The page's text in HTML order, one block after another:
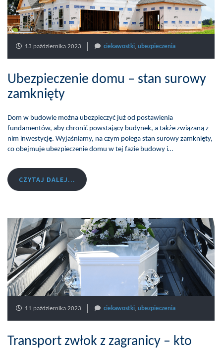
13 października 2023 ciekawostki, ubezpieczenia
Ubezpieczenie domu – stan surowy
zamknięty
Dom w budowie można ubezpieczyć już od postawienia
fundamentów, aby chronić powstający budynek, a także związaną z
nim inwestycję. Wyjaśniamy, na czym polega stan surowy zamknięty,
co obejmuje ubezpieczenie domu w tej fazie budowy i…
CZYTAJ DALEJ...
11 października 2023 ciekawostki, ubezpieczenia
Transport zwłok z zagranicy – kto